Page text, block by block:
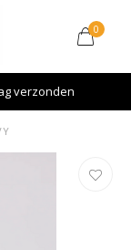
0
verzonden